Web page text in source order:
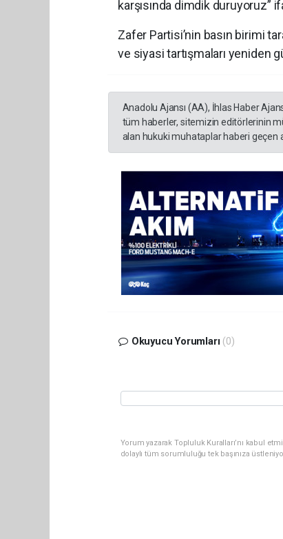
karşısında dimdik duruyoruz”
Zafer Partisi’nin basın birimi
ve siyasi tartışmaları yeniden
Anadolu Ajansı (AA), İhlas Haber
tüm haberler, sitemizin editörlerinin
alan hukuki muhataplar haberi geçen
Okuyucu Yorumları (0)
Yorum yazarak Topluluk Kuralları’nı kabul
dolaylı tüm sorumluluğu tek başınıza